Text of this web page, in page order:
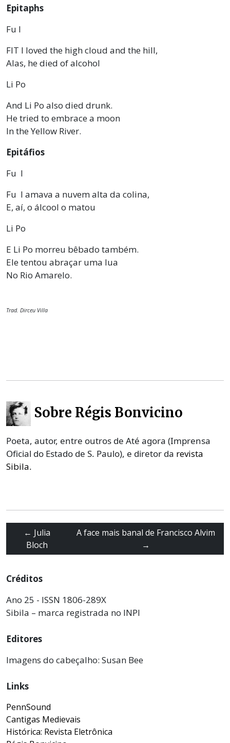
Epitaphs
Fu I
FIT I loved the high cloud and the hill,
Alas, he died of alcohol
Li Po
And Li Po also died drunk.
He tried to embrace a moon
In the Yellow River.
Epitáfios
Fu I
Fu I amava a nuvem alta da colina,
E, aí, o álcool o matou
Li Po
E Li Po morreu bêbado também.
Ele tentou abraçar uma lua
No Rio Amarelo.
Trad. Dirceu Villa
Sobre Régis Bonvicino
Poeta, autor, entre outros de Até agora (Imprensa
Oficial do Estado de S. Paulo), e diretor da revista
Sibila.
← Julia
Bloch
A face mais banal de Francisco Alvim
→
Créditos
Ano 25 - ISSN 1806-289X
Sibila – marca registrada no INPI
Editores
Imagens do cabeçalho: Susan Bee
Links
PennSound
Cantigas Medievais
Histórica: Revista Eletrônica